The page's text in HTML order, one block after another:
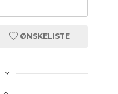
ØNSKELISTE